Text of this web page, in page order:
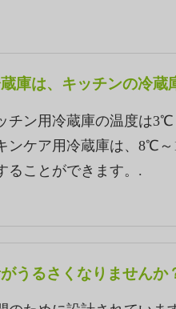
庫は、キッチンの冷
チン用冷蔵庫の温度は
ンケア用冷蔵庫は、8℃
ることができます。.
うるさくなりませんか